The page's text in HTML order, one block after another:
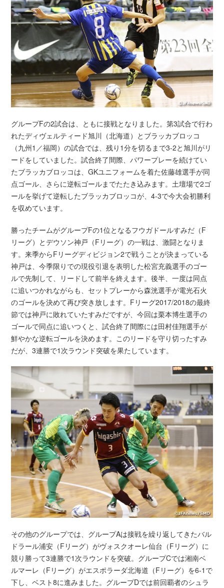
グループFの2試合は、ともに接戦となりました。第3試合で行わ
れたディヴェルティード旭川（北海道）とブラッカブロッコ
（九州1／福岡）の試合では、残り1分を切るまで3-2と旭川がリ
ードをしていました。試合終了間際、パワープレーを続けてい
たブラッカブロッコは、GKユニフォームを着た佐藤雄選手が同
点ゴール、さらに逆転ゴールまでたたき込みます。土壇場で2ゴ
ールを挙げて逆転したブラッカブロッコが、4-3で今大会初勝利
を収めています。
勝ったチームがグループFの1位となるフウガドールすみだ（F
リーグ）とデウソン神戸（Fリーグ）の一戦は、激闘となりま
す。来季からFリーグディビジョン2で戦うことが決まっている
神戸は、今季限りでの現役引退を表明した松宮充義選手のゴー
ルで先制して、リードして前半を終えます。後半、一度は同点
に追いつかれながらも、セットプレーから森洸選手が電光石火
のゴールを決めて再び突き放します。Fリーグ2017/2018の最終
節では神戸に敗れていたすみだですが、今回は栗本博生選手の
ゴールで同点に追いつくと、試合終了間際には田村佳翔選手が
鮮やかな逆転ゴールを決めます。このリードを守り切ったすみ
だが、3連勝で1次ラウンド突破を果たしています。
その他のグループでは、グループAは接戦を繰り返してきたバル
ドラール浦安（Fリーグ）がヴォスクオーレ仙台（Fリーグ）に
競り勝って3連勝で1次ラウンドを突破。グループCでは湘南ベ
ルマーレ（Fリーグ）がエスポラーダ北海道（Fリーグ）を6-1で
下し、ベスト8に進みました。グループDでは前回覇者のシュラ